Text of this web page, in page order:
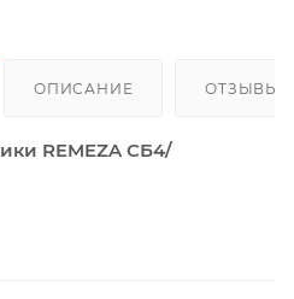
ОПИСАНИЕ ОТЗЫВЫ
REMEZA СБ4/